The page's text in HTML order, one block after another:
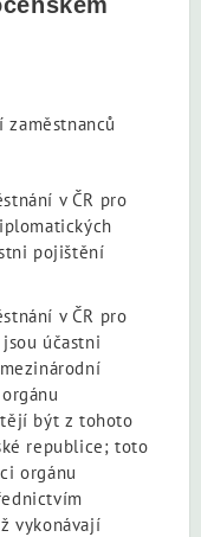
v ČR pro
pojištění
v ČR pro
účastni
být z tohoto
republice; toto
orgánu
vykonávají